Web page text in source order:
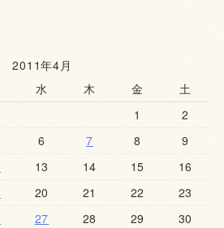
2011年4月
水 木 金
土
1
2
6 7 8
9
13 14 15
16
20 21 22
23
27 28 29
30